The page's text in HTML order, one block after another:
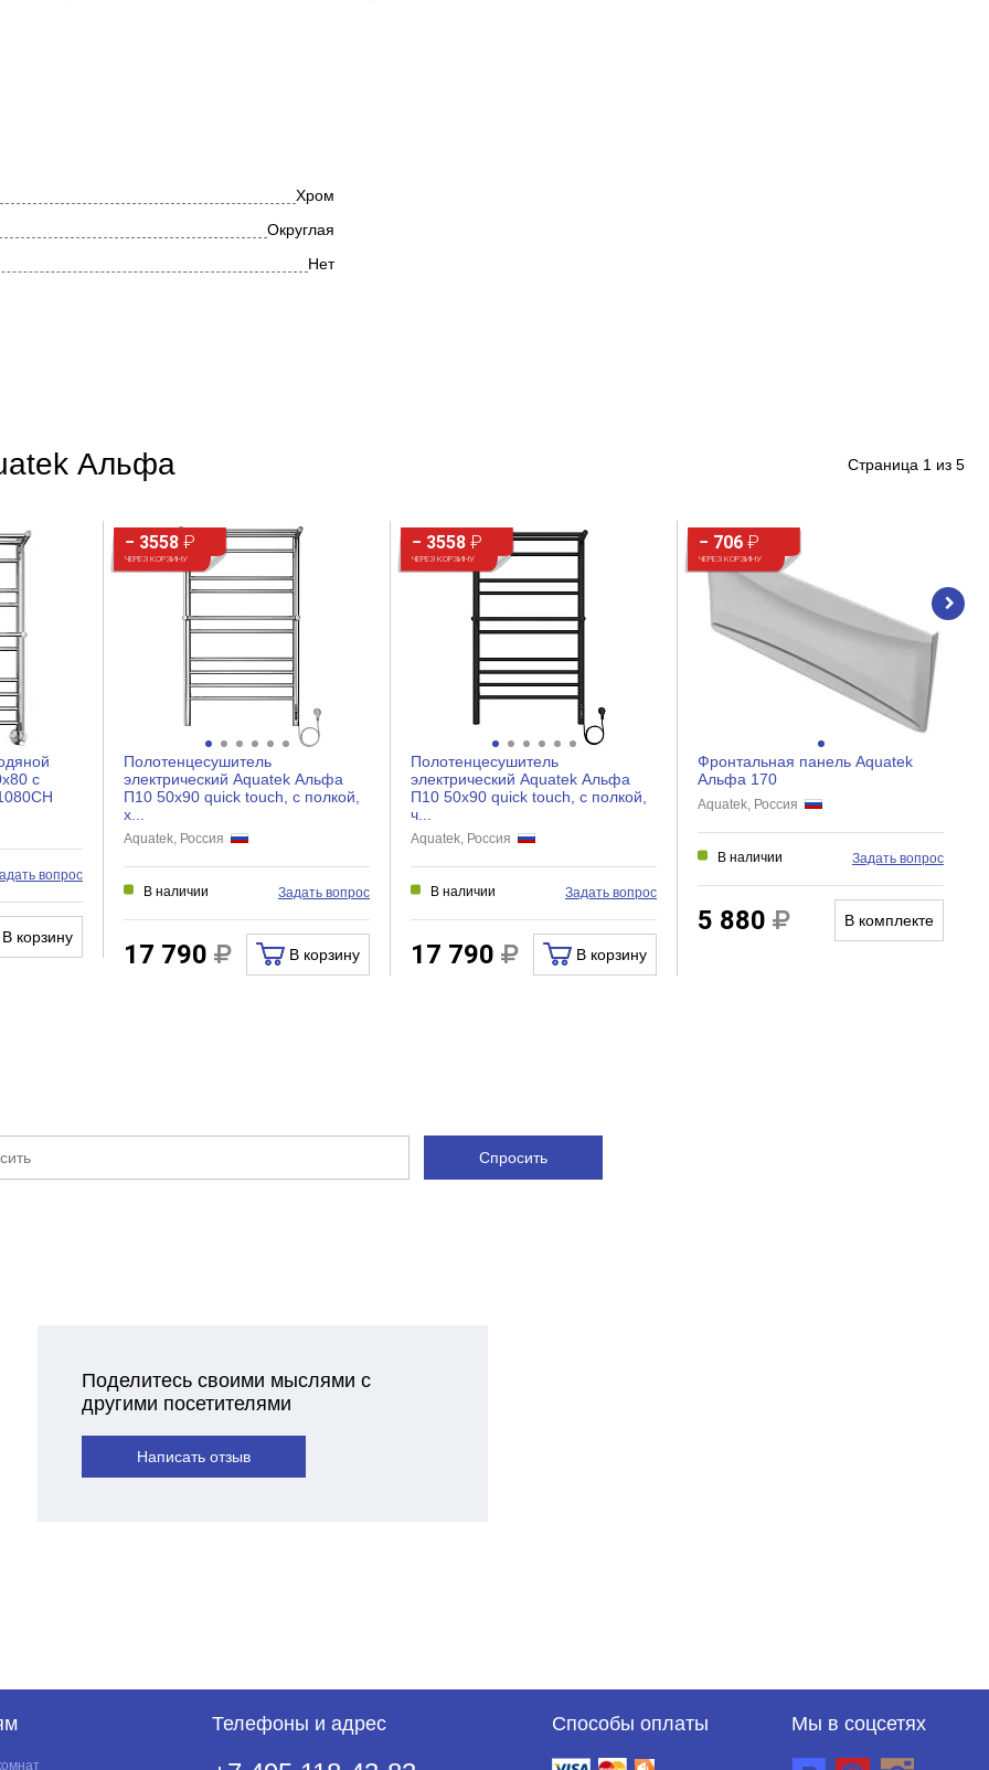
Хром
Округлая
Нет
Альфа Страница 1 из 5
с
вопрос
В корзину
− 3558 ₽
ЧЕРЕЗ КОРЗИНУ
Полотенцесушитель
электрический Aquatek Альфа
П10 50x90 quick touch, с полкой,
х...
Aquatek, Россия
В наличии Задать вопрос
17 790 В корзину
− 3558 ₽
ЧЕРЕЗ КОРЗИНУ
Полотенцесушитель
электрический Aquatek Альфа
П10 50x90 quick touch, с полкой,
ч...
Aquatek, Россия
В наличии Задать вопрос
17 790 В корзину
− 706 ₽
ЧЕРЕЗ КОРЗИНУ
Фронтальная панель Aquatek
Альфа 170
Aquatek, Россия
В наличии Задать вопрос
5 880 В комплекте
Спросить
Поделитесь своими мыслями с
другими посетителями
Написать отзыв
Телефоны и адрес Способы оплаты Мы в соцсетях